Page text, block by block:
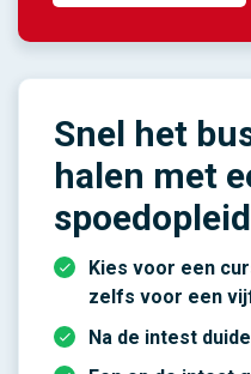
Snel het
halen met
Kies voor een
zelfs voor een
Na de intest